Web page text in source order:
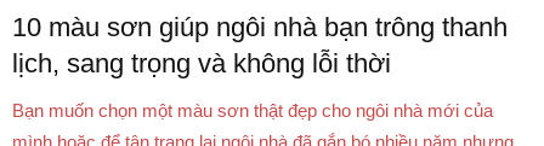
10 màu sơn giúp ngôi nhà bạn trông thanh
lịch, sang trọng và không lỗi thời
Bạn muốn chọn một màu sơn thật đẹp cho ngôi nhà mới của